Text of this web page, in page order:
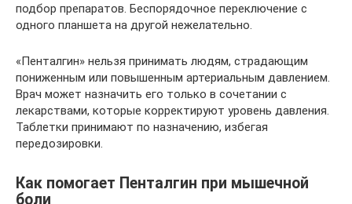
подбор препаратов. Беспорядочное переключение с
одного планшета на другой нежелательно.
«Пенталгин» нельзя принимать людям, страдающим
пониженным или повышенным артериальным давлением.
Врач может назначить его только в сочетании с
лекарствами, которые корректируют уровень давления.
Таблетки принимают по назначению, избегая
передозировки.
Как помогает Пенталгин при мышечной
боли